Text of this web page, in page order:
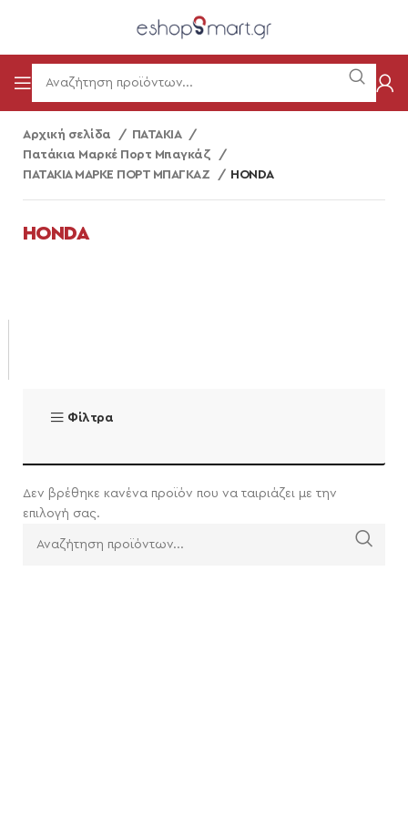
Αρχική σελίδα
ΠΑΤΑΚΙΑ
Πατάκια Μαρκέ Πορτ Μπαγκάζ
ΠΑΤΑΚΙΑ ΜΑΡΚΕ ΠΟΡΤ ΜΠΑΓΚΑΖ
HONDA
HONDA
Φίλτρα
Δεν βρέθηκε κανένα προϊόν που να ταιριάζει με την
επιλογή σας.